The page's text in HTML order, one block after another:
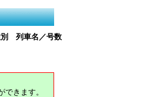
別 列車名／号数
きます。